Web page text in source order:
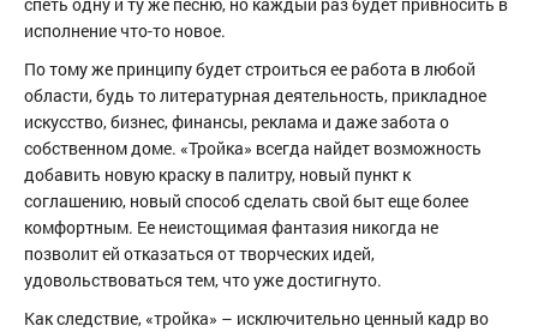
исполнение что-то новое.
По тому же принципу будет строиться ее работа в любой
области, будь то литературная деятельность, прикладное
искусство, бизнес, финансы, реклама и даже забота о
собственном доме. «Тройка» всегда найдет возможность
добавить новую краску в палитру, новый пункт к
соглашению, новый способ сделать свой быт еще более
комфортным. Ее неистощимая фантазия никогда не
позволит ей отказаться от творческих идей,
удовольствоваться тем, что уже достигнуто.
Как следствие, «тройка» – исключительно ценный кадр во